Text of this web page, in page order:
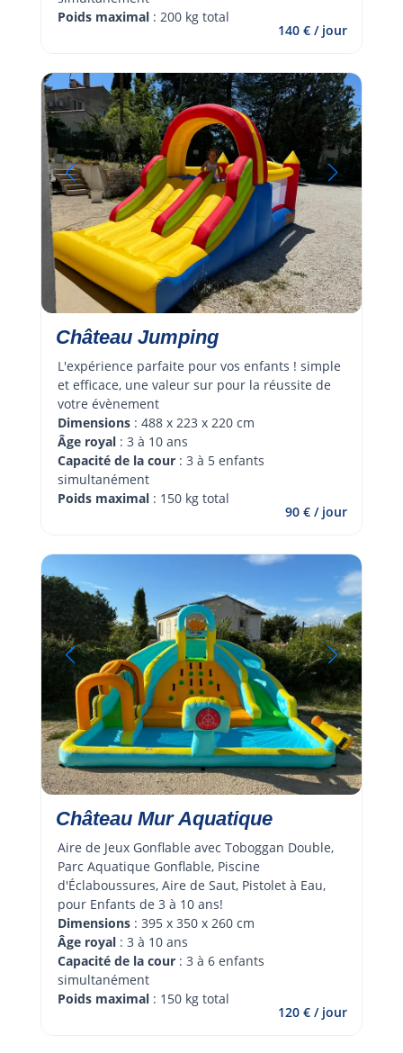
Poids maximal : 200 kg total
140 € / jour
Château Jumping
L'expérience parfaite pour vos enfants ! simple
et efficace, une valeur sur pour la réussite de
votre évènement
Dimensions : 488 x 223 x 220 cm
Âge royal : 3 à 10 ans
Capacité de la cour : 3 à 5 enfants
simultanément
Poids maximal : 150 kg total
90 € / jour
Château Mur Aquatique
Aire de Jeux Gonflable avec Toboggan Double,
Parc Aquatique Gonflable, Piscine
d'Éclaboussures, Aire de Saut, Pistolet à Eau,
pour Enfants de 3 à 10 ans!
Dimensions : 395 x 350 x 260 cm
Âge royal : 3 à 10 ans
Capacité de la cour : 3 à 6 enfants
simultanément
Poids maximal : 150 kg total
120 € / jour